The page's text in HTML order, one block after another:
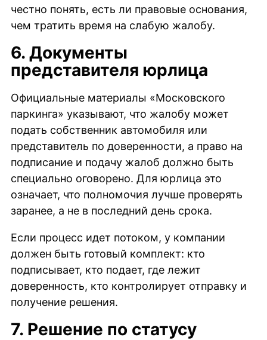
честно понять, есть ли правовые основания,
чем тратить время на слабую жалобу.
6. Документы
представителя юрлица
Официальные материалы «Московского
паркинга» указывают, что жалобу может
подать собственник автомобиля или
представитель по доверенности, а право на
подписание и подачу жалоб должно быть
специально оговорено. Для юрлица это
означает, что полномочия лучше проверять
заранее, а не в последний день срока.
Если процесс идет потоком, у компании
должен быть готовый комплект: кто
подписывает, кто подает, где лежит
доверенность, кто контролирует отправку и
получение решения.
7. Решение по статусу